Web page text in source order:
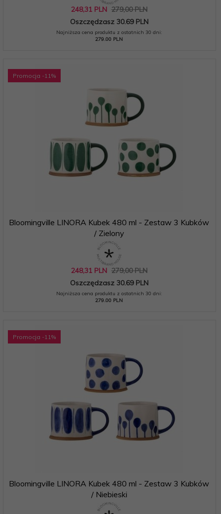
248,31 PLN 279,00 PLN
Oszczędzasz 30.69 PLN
Najniższa cena produktu z ostatnich 30 dni:
279.00 PLN
Promocja -11 %
Bloomingville LINORA Kubek 480 ml - Zestaw 3 Kubków
/ Zielony
248,31 PLN 279,00 PLN
Oszczędzasz 30.69 PLN
Najniższa cena produktu z ostatnich 30 dni:
279.00 PLN
Promocja -11 %
Bloomingville LINORA Kubek 480 ml - Zestaw 3 Kubków
/ Niebieski